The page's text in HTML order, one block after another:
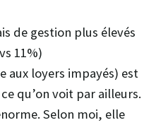
de gestion plus élevés
11%)
aux loyers impayés) est
qu’on voit par ailleurs.
Selon moi, elle